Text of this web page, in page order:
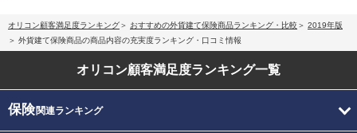
オリコン顧客満足度ランキング おすすめの外貨建て保険商品ランキング・比較
2019年版
外貨建て保険商品の商品内容の充実度ランキング・口コミ情報
オリコン顧客満足度ランキング一覧
保険関連ランキング